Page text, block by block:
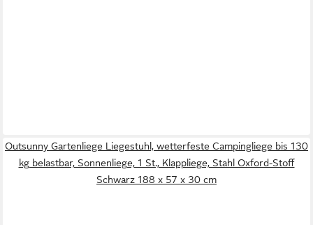
Outsunny Gartenliege Liegestuhl, wetterfeste Campingliege bis 130
kg belastbar, Sonnenliege, 1 St., Klappliege, Stahl Oxford-Stoff
Schwarz 188 x 57 x 30 cm